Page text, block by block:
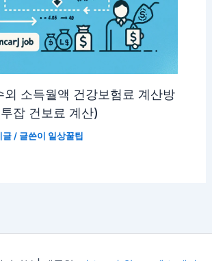
외 소득월액 건강보험료 계산방
잡 건보료 계산)
글/ 글쓴이 일상꿀팁